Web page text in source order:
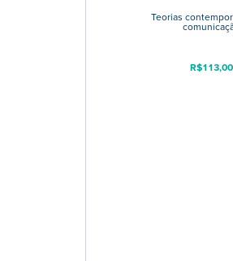
Teorias
R$113,00